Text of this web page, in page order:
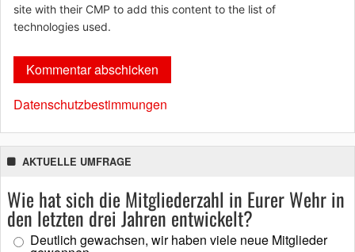
site with their CMP to add this content to the list of
technologies used.
Datenschutzbestimmungen
AKTUELLE UMFRAGE
Wie hat sich die Mitgliederzahl in Eurer Wehr in
den letzten drei Jahren entwickelt?
Deutlich gewachsen, wir haben viele neue Mitglieder